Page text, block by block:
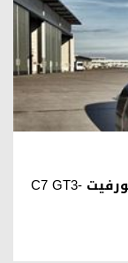
بالصور والفيديو callaway تكشف عن كورفيت C7 GT3-